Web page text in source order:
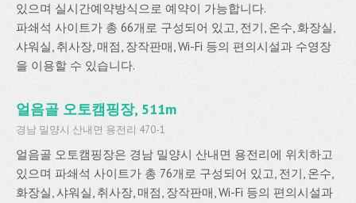
있으며 실시간예약방식으로 예약이 가능합니다.
파쇄석 사이트가 총 66개로 구성되어 있고, 전기, 온수, 화장실,
샤워실, 취사장, 매점, 장작판매, Wi-Fi 등의 편의시설과 수영장
을 이용할 수 있습니다.
얼음골 오토캠핑장, 511m
경남 밀양시 산내면 용전리 470-1
얼음골 오토캠핑장은 경남 밀양시 산내면 용전리에 위치하고
있으며 파쇄석 사이트가 총 76개로 구성되어 있고, 전기, 온수,
화장실, 샤워실, 취사장, 매점, 장작판매, Wi-Fi 등의 편의시설과